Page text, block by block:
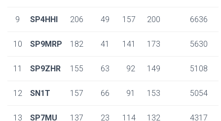
9 SP4HHI 206 49 157 200 6636
10 SP9MRP 182 41 141 173 5630
11 SP9ZHR 155 63 92 149 5108
12 SN1T 157 66 91 153 5054
13 SP7MU 137 23 114 132 4317